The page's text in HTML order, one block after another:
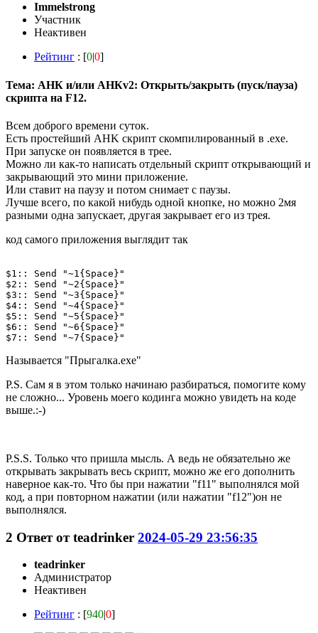
Immelstrong
Участник
Неактивен
Рейтинг : [0|0]
Тема: АНК и/или АНКv2: Открыть/закрыть (пуск/пауза)
скрипта на F12.
Всем доброго времени суток.
Есть простейший AHK скрипт скомпилированный в .exe.
При запуске он появляется в трее.
Можно ли как-то написать отдельный скрипт открывающий и
закрывающий это мини приложение.
Или ставит на паузу и потом снимает с паузы.
Лучше всего, по какой нибудь одной кнопке, но можно 2мя
разными одна запускает, другая закрывает его из трея.
код самого приложения выглядит так
$1:: Send "~1{Space}"
$2:: Send "~2{Space}"
$3:: Send "~3{Space}"
$4:: Send "~4{Space}"
$5:: Send "~5{Space}"
$6:: Send "~6{Space}"
Называется "Прыгалка.exe"
P.S. Сам я в этом только начинаю разбираться, помогите кому
не сложно... Уровень моего кодинга можно увидеть на коде
выше.:-)
P.S.S. Только что пришла мысль. А ведь не обязательно же
открывать закрывать весь скрипт, можно же его дополнить
наверное как-то. Что бы при нажатии "f11" выполнялся мой
код, а при повторном нажатии (или нажатии "f12")он не
выполнялся.
2 Ответ отteadrinker 2024-05-29 23:56:35
teadrinker
Администратор
Неактивен
Рейтинг : [940|0]